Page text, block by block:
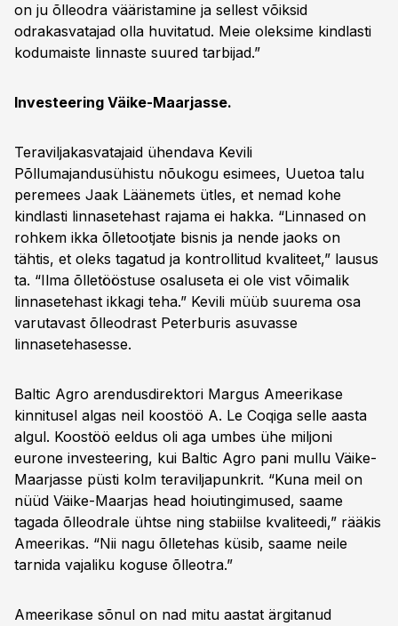
on ju õlleodra vääristamine ja sellest võiksid
odrakasvatajad olla huvitatud. Meie oleksime kindlasti
kodumaiste linnaste suured tarbijad.”
Investeering Väike-Maarjasse.
Teraviljakasvatajaid ühendava Kevili
Põllumajandusühistu nõukogu esimees, Uuetoa talu
peremees Jaak Läänemets ütles, et nemad kohe
kindlasti linnasetehast rajama ei hakka. “Linnased on
rohkem ikka õlletootjate bisnis ja nende jaoks on
tähtis, et oleks tagatud ja kontrollitud kvaliteet,” lausus
ta. “Ilma õlletööstuse osaluseta ei ole vist võimalik
linnasetehast ikkagi teha.” Kevili müüb suurema osa
varutavast õlleodrast Peterburis asuvasse
linnasetehasesse.
Baltic Agro arendusdirektori Margus Ameerikase
kinnitusel algas neil koostöö A. Le Coqiga selle aasta
algul. Koostöö eeldus oli aga umbes ühe miljoni
eurone investeering, kui Baltic Agro pani mullu Väike-
Maarjasse püsti kolm teraviljapunkrit. “Kuna meil on
nüüd Väike-Maarjas head hoiutingimused, saame
tagada õlleodrale ühtse ning stabiilse kvaliteedi,” rääkis
Ameerikas. “Nii nagu õlletehas küsib, saame neile
tarnida vajaliku koguse õlleotra.”
Ameerikase sõnul on nad mitu aastat ärgitanud